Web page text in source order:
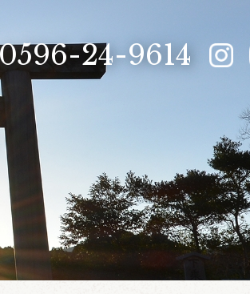
24-9614